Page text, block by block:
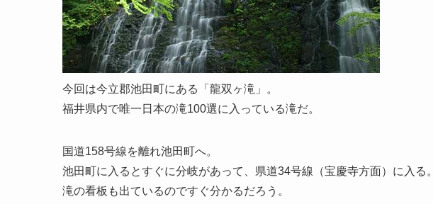
今回は今立郡池田町にある「龍双ヶ滝」。
福井県内で唯一日本の滝100選に入っている滝だ。
国道158号線を離れ池田町へ。
池田町に入るとすぐに分岐があって、県道34号線（宝慶寺方面）に入る。
滝の看板も出ているのですぐ分かるだろう。